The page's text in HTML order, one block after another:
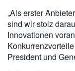
„Als erster
sind wir stolz
Innovationen
President und